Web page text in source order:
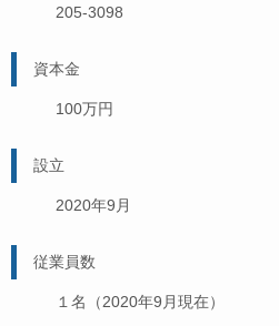
205-3098
資本金
100万円
設立
2020年9月
従業員数
１名（2020年9月現在）